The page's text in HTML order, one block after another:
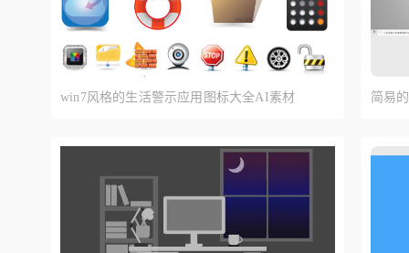
win7风格的生活警示应用图标大全AI素材 简易